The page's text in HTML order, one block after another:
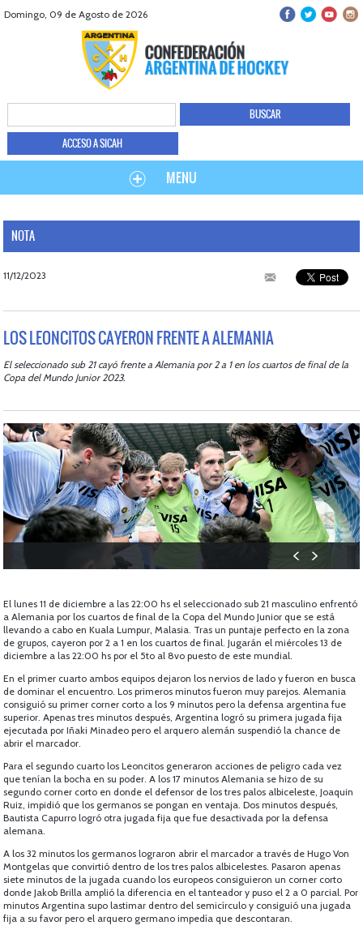
Domingo, 09 de Agosto de 2026
ACCESO A SICAH
MENU
NOTA
11/12/2023
LOS LEONCITOS CAYERON FRENTE A ALEMANIA
El seleccionado sub 21 cayó frente a Alemania por 2 a 1 en los cuartos de final de la
Copa del Mundo Junior 2023.
El lunes 11 de diciembre a las 22:00 hs el seleccionado sub 21 masculino enfrentó
a Alemania por los cuartos de final de la Copa del Mundo Junior que se está
llevando a cabo en Kuala Lumpur, Malasia. Tras un puntaje perfecto en la zona
de grupos, cayeron por 2 a 1 en los cuartos de final. Jugarán el miércoles 13 de
diciembre a las 22:00 hs por el 5to al 8vo puesto de este mundial.
En el primer cuarto ambos equipos dejaron los nervios de lado y fueron en busca
de dominar el encuentro. Los primeros minutos fueron muy parejos. Alemania
consiguió su primer corner corto a los 9 minutos pero la defensa argentina fue
superior. Apenas tres minutos después, Argentina logró su primera jugada fija
ejecutada por Iñaki Minadeo pero el arquero alemán suspendió la chance de
abrir el marcador.
Para el segundo cuarto los Leoncitos generaron acciones de peligro cada vez
que tenían la bocha en su poder. A los 17 minutos Alemania se hizo de su
segundo corner corto en donde el defensor de los tres palos albiceleste, Joaquin
Ruiz, impidió que los germanos se pongan en ventaja. Dos minutos después,
Bautista Capurro logró otra jugada fija que fue desactivada por la defensa
alemana.
A los 32 minutos los germanos lograron abrir el marcador a través de Hugo Von
Montgelas que convirtió dentro de los tres palos albicelestes. Pasaron apenas
siete minutos de la jugada cuando los europeos consiguieron un corner corto
donde Jakob Brilla amplió la diferencia en el tanteador y puso el 2 a 0 parcial. Por
minutos Argentina supo lastimar dentro del semicírculo y consiguió una jugada
fija a su favor pero el arquero germano impedía que descontaran.